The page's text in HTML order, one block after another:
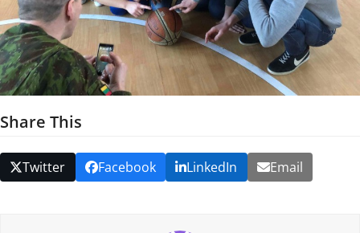
Share This
Twitter Facebook LinkedIn Email